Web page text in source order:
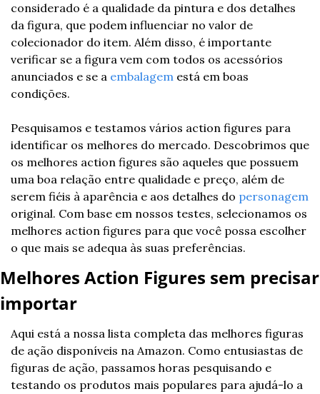
considerado é a qualidade da pintura e dos detalhes
da figura, que podem influenciar no valor de
colecionador do item. Além disso, é importante
verificar se a figura vem com todos os acessórios
anunciados e se a embalagem está em boas
condições.
Pesquisamos e testamos vários action figures para
identificar os melhores do mercado. Descobrimos que
os melhores action figures são aqueles que possuem
uma boa relação entre qualidade e preço, além de
serem fiéis à aparência e aos detalhes do personagem
original. Com base em nossos testes, selecionamos os
melhores action figures para que você possa escolher
o que mais se adequa às suas preferências.
Melhores Action Figures sem precisar
importar
Aqui está a nossa lista completa das melhores figuras
de ação disponíveis na Amazon. Como entusiastas de
figuras de ação, passamos horas pesquisando e
testando os produtos mais populares para ajudá-lo a